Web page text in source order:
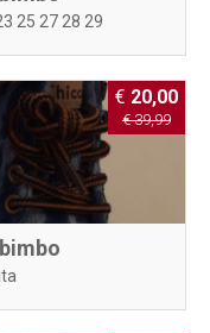
25 27 28 29
€ 20,00
€ 39,99